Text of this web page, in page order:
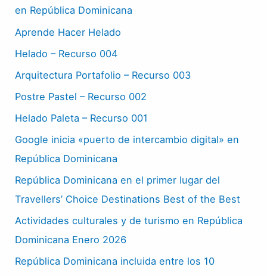
en República Dominicana
Aprende Hacer Helado
Helado – Recurso 004
Arquitectura Portafolio – Recurso 003
Postre Pastel – Recurso 002
Helado Paleta – Recurso 001
Google inicia «puerto de intercambio digital» en
República Dominicana
República Dominicana en el primer lugar del
Travellers’ Choice Destinations Best of the Best
Actividades culturales y de turismo en República
Dominicana Enero 2026
República Dominicana incluida entre los 10